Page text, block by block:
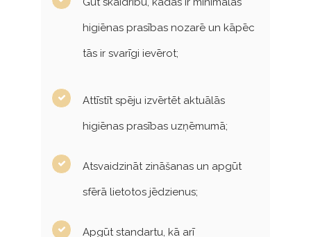
higiēnas prasības nozarē un kāpēc
tās ir svarīgi ievērot;
Attīstīt spēju izvērtēt aktuālās
higiēnas prasības uzņēmumā;
Atsvaidzināt zināšanas un apgūt
sfērā lietotos jēdzienus;
Apgūt standartu, kā arī